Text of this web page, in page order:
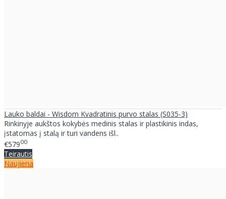
Lauko baldai - Wisdom Kvadratinis purvo stalas (S035-3)
Rinkinyje aukštos kokybės medinis stalas ir plastikinis indas,
įstatomas į stalą ir turi vandens išl..
€57900
Teirautis
Naujiena